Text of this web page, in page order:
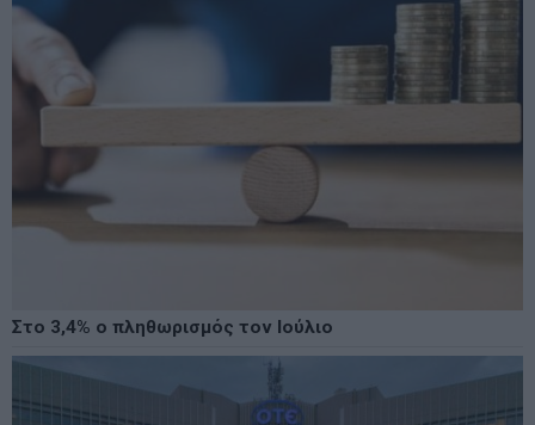
Στο 3,4% ο πληθωρισμός τον Ιούλιο